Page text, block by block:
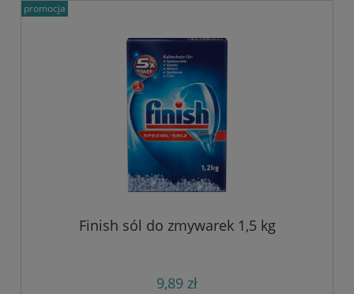
Finish sól do zmywarek 1,5 kg
9,89 zł
promocja